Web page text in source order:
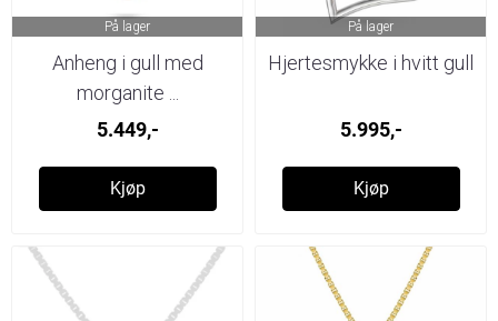
På lager
Anheng i gull med
morganite ...
5.449,-
Kjøp
På lager
Hjertesmykke i hvitt gull
5.995,-
Kjøp